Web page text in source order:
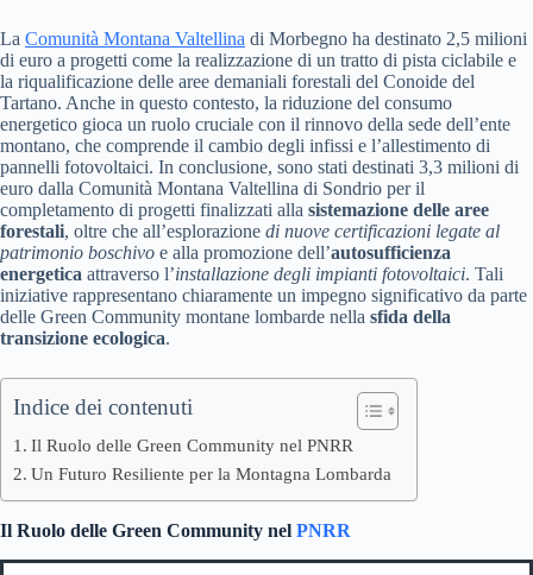
La Comunità Montana Valtellina di Morbegno ha destinato 2,5 milioni
di euro a progetti come la realizzazione di un tratto di pista ciclabile e
la riqualificazione delle aree demaniali forestali del Conoide del
Tartano. Anche in questo contesto, la riduzione del consumo
energetico gioca un ruolo cruciale con il rinnovo della sede dell’ente
montano, che comprende il cambio degli infissi e l’allestimento di
pannelli fotovoltaici. In conclusione, sono stati destinati 3,3 milioni di
euro dalla Comunità Montana Valtellina di Sondrio per il
completamento di progetti finalizzati alla sistemazione delle aree
forestali, oltre che all’esplorazione di nuove certificazioni legate al
patrimonio boschivo e alla promozione dell’autosufficienza
energetica attraverso l’installazione degli impianti fotovoltaici. Tali
iniziative rappresentano chiaramente un impegno significativo da parte
delle Green Community montane lombarde nella sfida della
transizione ecologica.
Indice dei contenuti
Il Ruolo delle Green Community nel PNRR
Un Futuro Resiliente per la Montagna Lombarda
Il Ruolo delle Green Community nel PNRR